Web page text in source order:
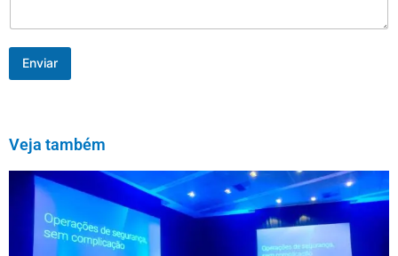
Enviar
Veja também